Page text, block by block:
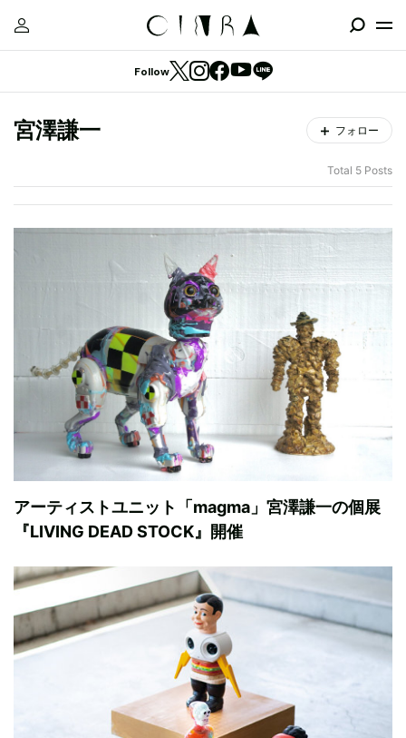
Follow
宮澤謙一 フォロー
Total 5 Posts
アーティストユニット「magma」宮澤謙一の個展
『LIVING DEAD STOCK』開催